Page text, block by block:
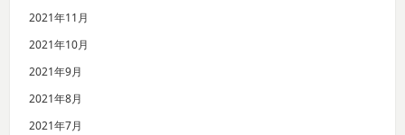
2021年11月
2021年10月
2021年9月
2021年8月
2021年7月